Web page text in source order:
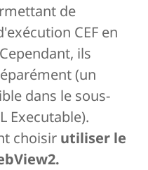
de
CEF en
ils
(un
dans le sous-
Executable).
choisir utiliser le